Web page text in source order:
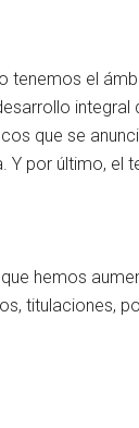
tenemos el
que se
por último,
hemos
titulaciones,